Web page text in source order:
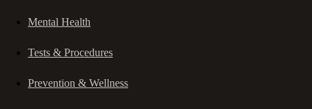
Mental Health
Tests & Procedures
Prevention & Wellness